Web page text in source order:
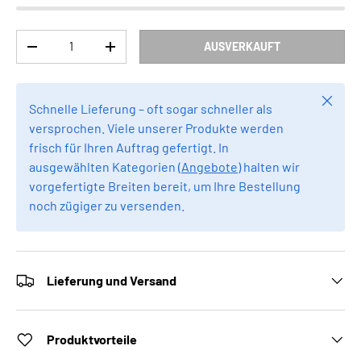
MENGE VERRINGERNMENGE ERHÖHEN AUSVERKAUFT
Schnelle Lieferung – oft sogar schneller als
versprochen. Viele unserer Produkte werden
frisch für Ihren Auftrag gefertigt. In
ausgewählten Kategorien (Angebote) halten wir
vorgefertigte Breiten bereit, um Ihre Bestellung
noch zügiger zu versenden.
Lieferung und Versand
Produktvorteile